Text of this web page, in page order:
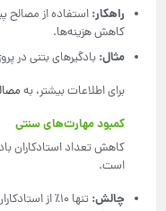
راهکار: استفاده از
کاهش هزینه‌ها.
مثال: بادگیرهای بتنی در
برای اطلاعات بیشتر، به
کمبود مهارت‌های سنتی
کاهش تعداد استادکاران
است.
چالش:
تنها 10٪ از